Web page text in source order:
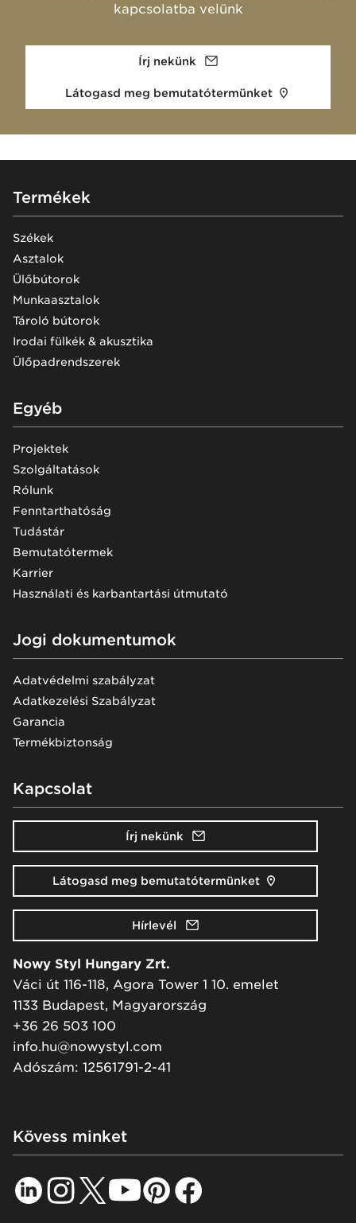
kapcsolatba velünk
Írj nekünk
Látogasd meg bemutatótermünket
Footer
Termékek
Székek
Asztalok
Ülőbútorok
Munkaasztalok
Tároló bútorok
Irodai fülkék & akusztika
Ülőpadrendszerek
Egyéb
Projektek
Szolgáltatások
Rólunk
Fenntarthatóság
Tudástár
Bemutatótermek
Karrier
Használati és karbantartási útmutató
Jogi dokumentumok
Adatvédelmi szabályzat
Adatkezelési Szabályzat
Garancia
Termékbiztonság
Kapcsolat
Írj nekünk
Látogasd meg bemutatótermünket
Hírlevél
Nowy Styl Hungary Zrt.
Váci út 116-118, Agora Tower 1 10. emelet
1133 Budapest, Magyarország
+36 26 503 100
info.hu@nowystyl.com
Adószám: 12561791-2-41
Kövess minket